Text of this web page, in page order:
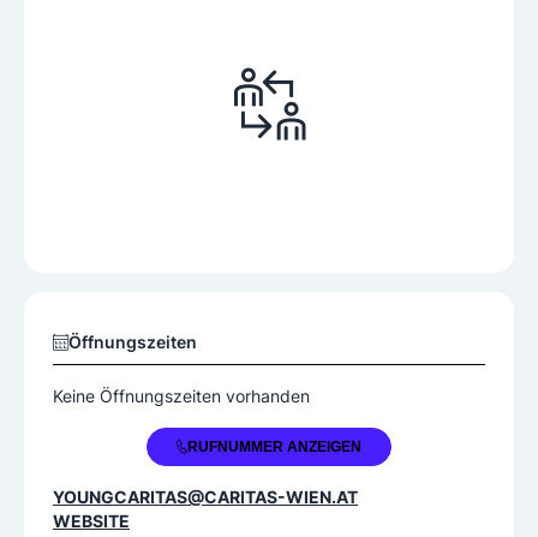
Öffnungszeiten
Keine Öffnungszeiten vorhanden
+43 1 367255721RUFNUMMER ANZEIGEN
YOUNGCARITAS@CARITAS-WIEN.AT
WEBSITE